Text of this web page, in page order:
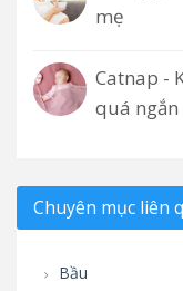
mẹ
Catnap -
quá ngắn
Chuyên mục liên
Bầu